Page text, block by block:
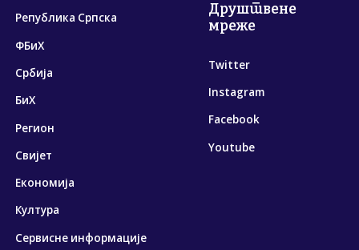
Република Српска
ФБиХ
Србија
БиХ
Регион
Свијет
Економија
Култура
Сервисне информације
Друштвене
мреже
Twitter
Instagram
Facebook
Youtube